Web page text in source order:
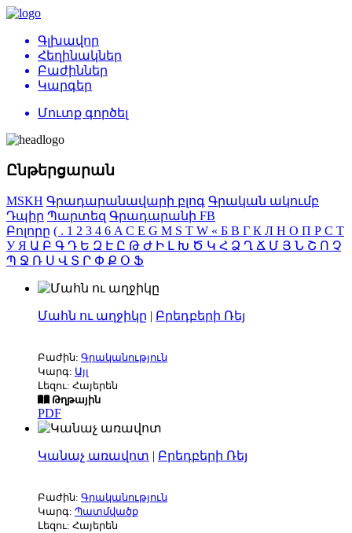
Գլխավոր
Հեղինակներ
Բաժիններ
Կարգեր
Մուտք գործել
Ընթերցարան
MSKH Գրադարանավարի բլոգ Գրական ակումբ
Դպիր Պարտեզ Գրադարանի FB
Բոլորը ( . 1 2 3 4 6 AC E G M S T W « Б В Г К Л Н О П Р С Т
УЯ Ա Բ Գ Դ Ե Զ Է Ը Թ Ժ Ի Լ Խ Ծ Կ Հ Ձ Ղ Ճ Մ Յ Ն Շ Ո Չ
Պ Ջ Ռ Ս Վ Տ Ր Փ Ք Օ Ֆ
Մահն ու աղջիկը | Բրեդբերի Ռեյ
Բաժին: Գրականություն
Կարգ: Այլ
Լեզու: Հայերեն
Թղթային
PDF
Կանաչ առավոտ | Բրեդբերի Ռեյ
Բաժին: Գրականություն
Կարգ: Պատմվածք
Լեզու: Հայերեն